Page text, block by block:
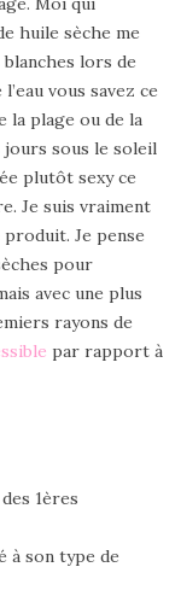
huile sèche me
blanches lors de
vous savez ce
la plage ou de la
jours sous le soleil
plutôt sexy ce
Je suis vraiment
produit. Je pense
pour
avec une plus
rayons de
par rapport à
1ères
à son type de